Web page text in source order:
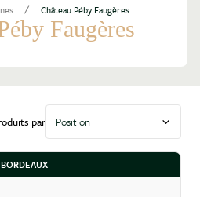
/ Château Péby Faugères
Faugères
par
BORDEAUX